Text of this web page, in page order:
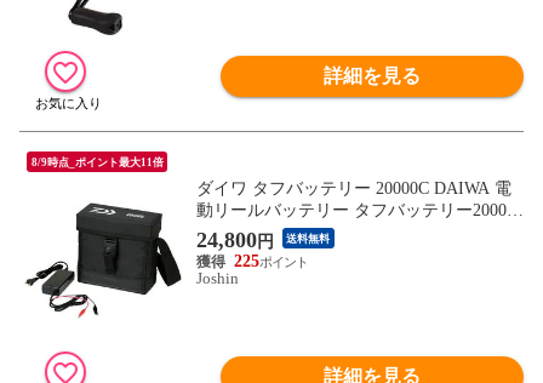
詳細を見る
8/9時点_ポイント最大11倍
ダイワ タフバッテリー 20000C DAIWA 電
動リールバッテリー タフバッテリー20000
C 【返品種別A】
24,800円 送料無料
225
Joshin
詳細を見る